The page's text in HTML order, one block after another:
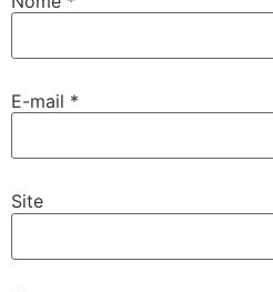
E-mail *
Site